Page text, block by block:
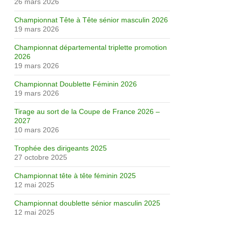
Championnat Tête à Tête sénior masculin 2026
19 mars 2026
Championnat départemental triplette promotion
2026
19 mars 2026
Championnat Doublette Féminin 2026
19 mars 2026
Tirage au sort de la Coupe de France 2026 –
2027
10 mars 2026
Trophée des dirigeants 2025
27 octobre 2025
Championnat tête à tête féminin 2025
12 mai 2025
Championnat doublette sénior masculin 2025
12 mai 2025